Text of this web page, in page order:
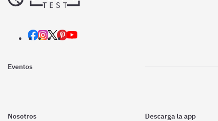
Eventos
Nosotros Descarga la app